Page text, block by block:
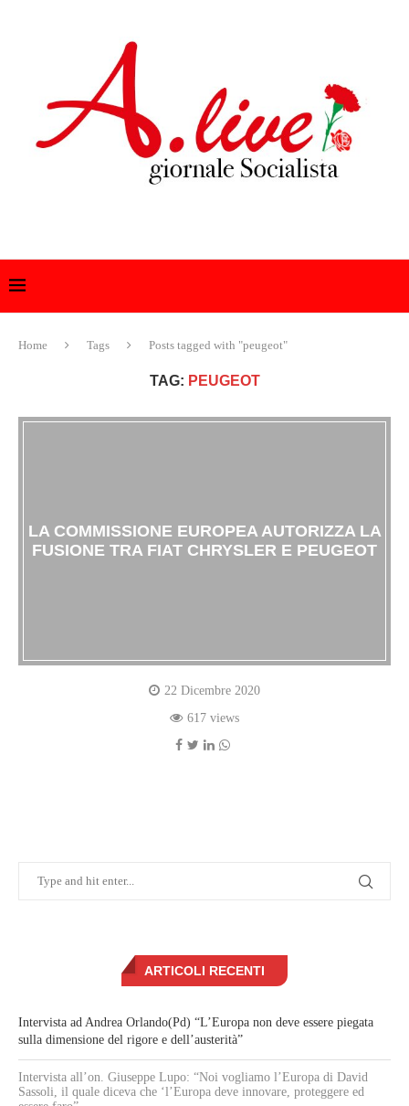
Home Tags Posts tagged with "peugeot"
TAG: PEUGEOT
LA COMMISSIONE EUROPEA AUTORIZZA LA
FUSIONE TRA FIAT CHRYSLER E PEUGEOT
22 Dicembre 2020
617 views
ARTICOLI RECENTI
Intervista ad Andrea Orlando(Pd) “L’Europa non deve essere piegata
sulla dimensione del rigore e dell’austerità”
Intervista all’on. Giuseppe Lupo: “Noi vogliamo l’Europa di David
Sassoli, il quale diceva che ‘l’Europa deve innovare, proteggere ed